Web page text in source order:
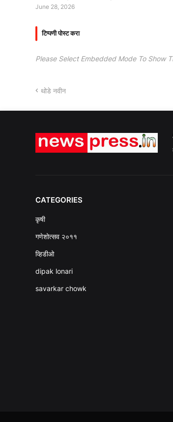
June 28, 2026
टिप्पणी पोस्ट करा
Please Select Embedded Mode To Show
थोडे नवीन
CATEGORIES
कृषी
गणेशोत्सव २०११
व्हिडीओ
dipak lonari
savarkar chowk